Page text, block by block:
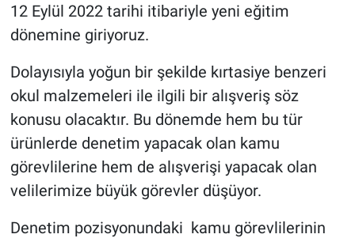
12 Eylül 2022 tarihi itibariyle yeni eğitim
dönemine giriyoruz.
Dolayısıyla yoğun bir şekilde kırtasiye benzeri
okul malzemeleri ile ilgili bir alışveriş söz
konusu olacaktır. Bu dönemde hem bu tür
ürünlerde denetim yapacak olan kamu
görevlilerine hem de alışverişi yapacak olan
velilerimize büyük görevler düşüyor.
Denetim pozisyonundaki kamu görevlilerinin
Dünya
MAGAZİN
Bilim, Teknoloji
ASAYİŞ